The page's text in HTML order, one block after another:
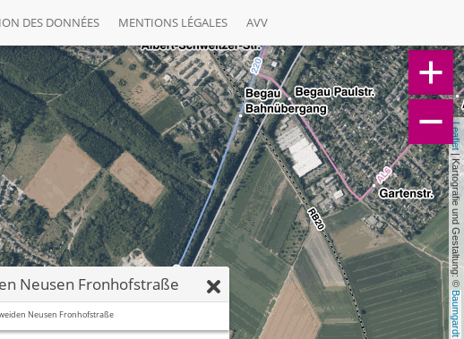
DES DONNÉES MENTIONS LÉGALES AVV
Leaflet
| Kartografie und Gestaltung: ©
Neusen Fronhofstraße
Neusen Fronhofstraße